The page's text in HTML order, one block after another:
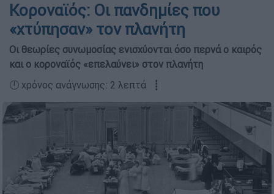
Κοροναϊός: Οι πανδημίες που
«χτύπησαν» τον πλανήτη
Οι θεωρίες συνωμοσίας ενισχύονται όσο περνά ο καιρός
και ο κοροναϊός «επελαύνει» στον πλανήτη
🕛 χρόνος ανάγνωσης: 2 λεπτά ┋